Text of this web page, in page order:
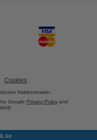
Cookies
fraktkostnader.
Google Privacy Policy and